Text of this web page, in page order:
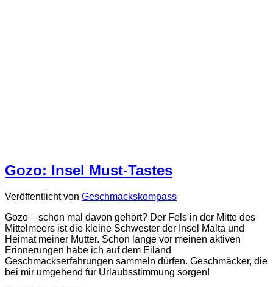
Gozo: Insel Must-Tastes
Veröffentlicht von Geschmackskompass
Gozo – schon mal davon gehört? Der Fels in der Mitte des
Mittelmeers ist die kleine Schwester der Insel Malta und
Heimat meiner Mutter. Schon lange vor meinen aktiven
Erinnerungen habe ich auf dem Eiland
Geschmackserfahrungen sammeln dürfen. Geschmäcker, die
bei mir umgehend für Urlaubsstimmung sorgen!